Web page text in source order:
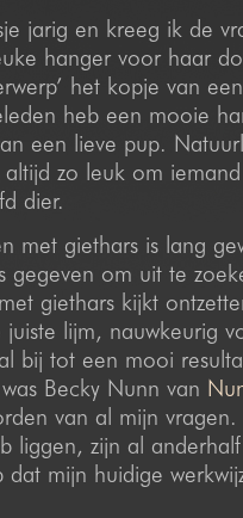
jarig en kreeg ik de
hanger voor haar
het kopje van
heb een mooie
een lieve pup.
zo leuk om
dier.
met giethars is lang
gegeven om uit te
giethars kijkt
lijm, nauwkeurig
bij tot een mooi
Becky Nunn van
van al mijn
liggen, zijn al
mijn huidige